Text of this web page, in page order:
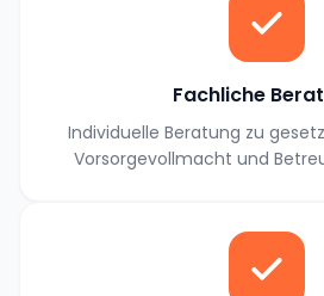
Fachliche
Individuelle Beratung zu
Vorsorgevollmacht und